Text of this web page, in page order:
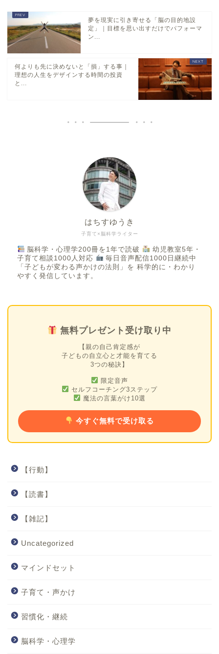
夢を現実に引き寄せる「脳の目的地設
定」｜目標を思い出すだけでパフォーマ
ン...
何よりも先に決めないと「損」する事｜
理想の人生をデザインする時間の投資
と...
子育て×脳科学ライター
はちすゆうき
脳科学・心理学200冊を1年で読破
幼児教室5年・
子育て相談1000人対応
毎日音声配信1000日継続中
「子どもが変わる声かけの法則」を 科学的に・わかり
やすく発信しています。
無料プレゼント受け取り中
【親の自己肯定感が
子どもの自立心と才能を育てる
3つの秘訣】
限定音声
セルフコーチング3ステップ
魔法の言葉がけ10選
今すぐ無料で受け取る
【行動】
【読書】
【雑記】
Uncategorized
マインドセット
子育て・声かけ
習慣化・継続
脳科学・心理学